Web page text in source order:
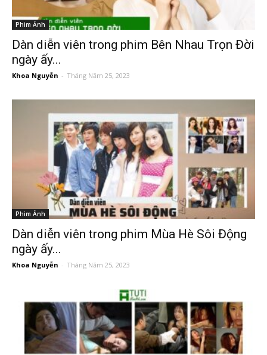
Phim Ảnh
Dàn diễn viên trong phim Bên Nhau Trọn Đời
ngày ấy...
Khoa Nguyễn - Tháng Năm 25, 2023
Phim Ảnh
Dàn diễn viên trong phim Mùa Hè Sôi Động
ngày ấy...
Khoa Nguyễn - Tháng Năm 25, 2023